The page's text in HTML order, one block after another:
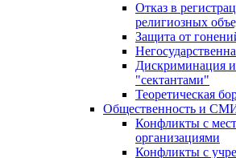
Отказ в
религиозных
Защита от
Дискриминация и
"сектантами"
Теоретическая
Общественность и
Конфликты с
организациями
Конфликты с